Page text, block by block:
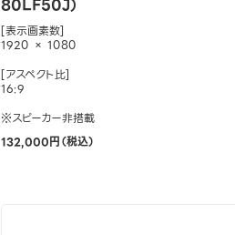
80LF50J）
[表示画素数]
1920 × 1080
[アスペクト比]
16:9
※スピーカー非搭載
132,000円（税込）